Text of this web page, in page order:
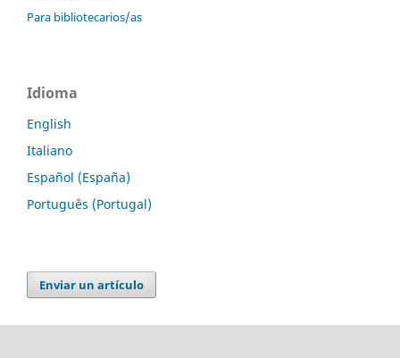
Para bibliotecarios/as
Idioma
English
Italiano
Español (España)
Português (Portugal)
Enviar un artículo